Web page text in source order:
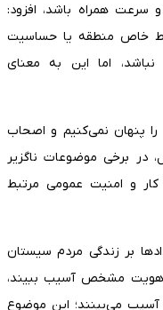
سرعت همراه باشد، افزود:
خاص منطقه یا حساسیت
نباشد، اما این به معنای
را پنهان نمی‌کنیم و اصحاب
در برخی موضوعات ناگزیر
و امنیت عمومی مرتبط
بر زندگی مردم سیستان
مشخص آسیب ببیند،
می‌بینند؛ این موضوع